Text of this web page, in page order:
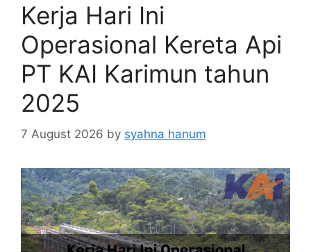
Kerja Hari Ini
Operasional Kereta Api
PT KAI Karimun tahun
2025
7 August 2026 by syahna hanum